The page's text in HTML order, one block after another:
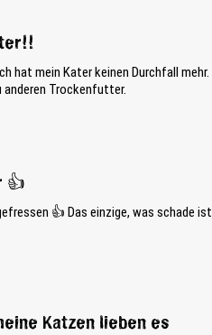
hat mein Kater keinen Durchfall
Trockenfutter.
👍
👍 Das einzige, was schade
Katzen lieben es